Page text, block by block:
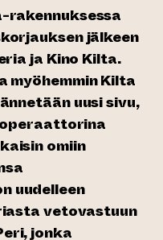
rakennuksessa
jälkeen
ja Kino Kilta.
myöhemmin Kilta
uusi sivu,
operaattorina
omiin
uudelleen
vetovastuun
jonka